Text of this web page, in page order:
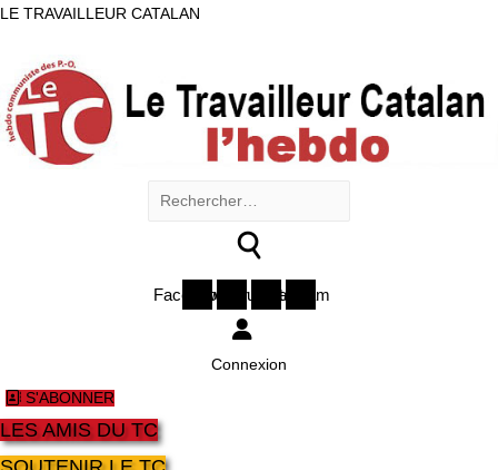
LE TRAVAILLEUR CATALAN
Rechercher :
FacebookTwitterYoutubeInstagram
Connexion
S'ABONNER
LES AMIS DU TC